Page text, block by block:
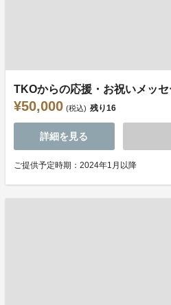
TKOからの応援・お祝いメッ
¥50,000 (税込) 残り16
詳細を見る
ご提供予定時期：2024年1月以降